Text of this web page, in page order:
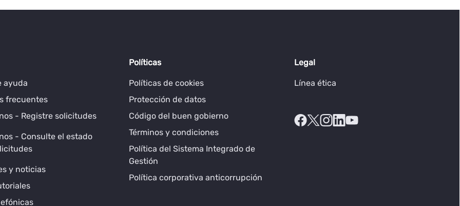
ayuda
frecuentes
- Registre solicitudes
- Consulte el estado
y noticias
Políticas
Políticas de cookies
Protección de datos
Código del buen gobierno
Términos y condiciones
Política del Sistema Integrado de
Gestión
Política corporativa anticorrupción
Legal
Línea ética